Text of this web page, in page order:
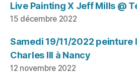
Live Painting X Jeff Mills @
15 décembre 2022
Samedi 19/11/2022 peinture
Charles III à Nancy
12 novembre 2022